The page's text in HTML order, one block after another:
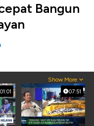
Bangun
Show More
01:01 07:51